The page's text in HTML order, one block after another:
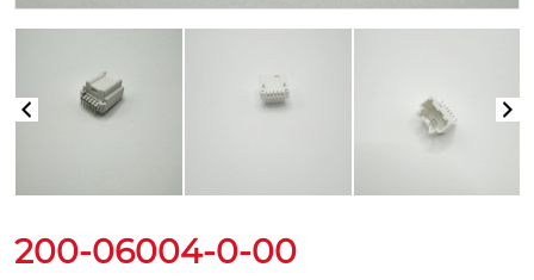
200-06004-0-00